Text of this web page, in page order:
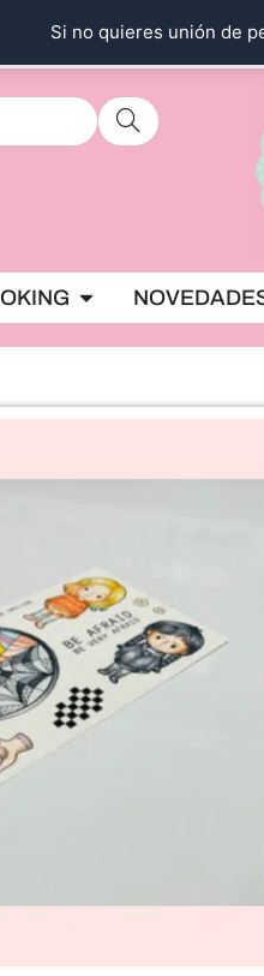
Si no quieres unión de
Abrir